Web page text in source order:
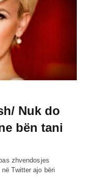
Nuk do
bën tani
zhvendosjes
Twitter ajo bëri